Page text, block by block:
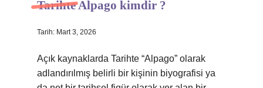
Hakkımızda
Tarihte Alpago kimdir ?
Tarih: Mart 3, 2026
Açık kaynaklarda Tarihte “Alpago” olarak
adlandırılmış belirli bir kişinin biyografisi ya